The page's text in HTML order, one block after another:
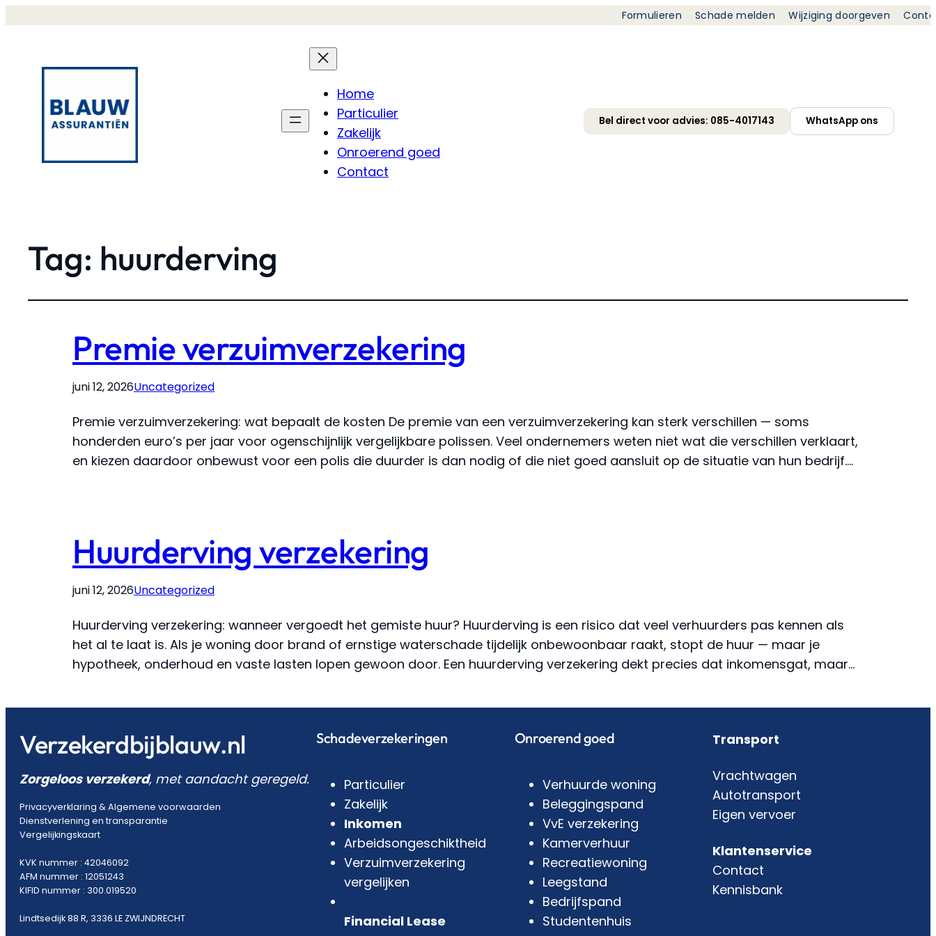
Formulieren Schade melden Wijziging doorgeven
Home
Particulier
Zakelijk
Onroerend goed
Contact
Bel direct voor advies: 085-4017143 WhatsApp ons
Tag: huurderving
Premie verzuimverzekering
juni 12, 2026Uncategorized
Premie verzuimverzekering: wat bepaalt de kosten De premie van een verzuimverzekering kan sterk verschillen — soms
honderden euro’s per jaar voor ogenschijnlijk vergelijkbare polissen. Veel ondernemers weten niet wat die verschillen verklaart,
en kiezen daardoor onbewust voor een polis die duurder is dan nodig of die niet goed aansluit op de situatie van hun bedrijf.…
Huurderving verzekering
juni 12, 2026Uncategorized
Huurderving verzekering: wanneer vergoedt het gemiste huur? Huurderving is een risico dat veel verhuurders pas kennen als
het al te laat is. Als je woning door brand of ernstige waterschade tijdelijk onbewoonbaar raakt, stopt de huur — maar je
hypotheek, onderhoud en vaste lasten lopen gewoon door. Een huurderving verzekering dekt precies dat inkomensgat, maar…
Verzekerdbijblauw.nl
Zorgeloos verzekerd, met aandacht geregeld.
Privacyverklaring &Algemene voorwaarden
Dienstverlening en transparantie
Vergelijkingskaart
KVK nummer : 42046092
AFM nummer : 12051243
KIFID nummer : 300.019520
Lindtsedijk 88 R, 3336 LE ZWIJNDRECHT
Schadeverzekeringen
Particulier
Zakelijk
Inkomen
Arbeidsongeschiktheid
Verzuimverzekering
vergelijken
Financial Lease
Onroerend goed
Verhuurde woning
Beleggingspand
VvE verzekering
Kamerverhuur
Recreatiewoning
Leegstand
Bedrijfspand
Studentenhuis
Transport
Vrachtwagen
Autotransport
Eigen vervoer
Klantenservice
Contact
Kennisbank